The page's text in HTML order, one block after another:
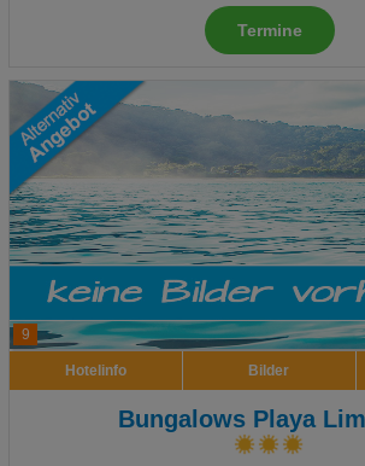
Termine
9
Hotelinfo Bilder
Bungalows Playa